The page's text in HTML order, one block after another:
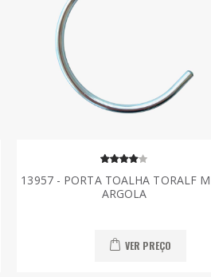
13957 - PORTA TOALHA TORALF
ARGOLA
VER PREÇO